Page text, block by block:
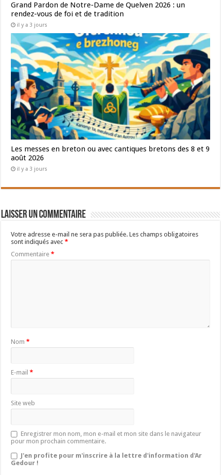
Grand Pardon de Notre-Dame de Quelven 2026 : un
rendez-vous de foi et de tradition
il y a 3 jours
Les messes en breton ou avec cantiques bretons des 8 et 9
août 2026
il y a 3 jours
Laisser un commentaire
Votre adresse e-mail ne sera pas publiée. Les champs obligatoires
sont indiqués avec*
Commentaire*
Nom*
E-mail*
Site web
Enregistrer mon nom, mon e-mail et mon site dans le navigateur
pour mon prochain commentaire.
J'en profite pour m'inscrire à la lettre d'information d'Ar
Gedour !